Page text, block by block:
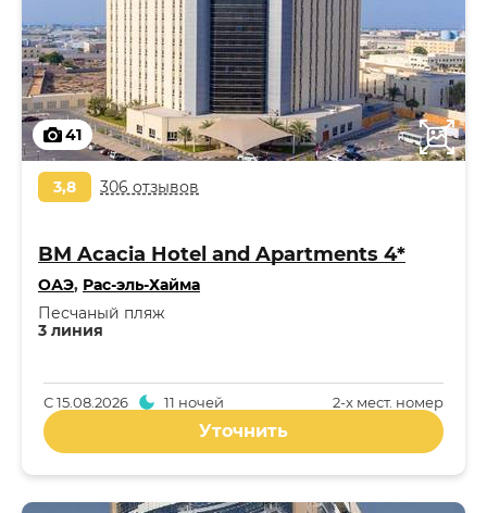
41
3,8 306 отзывов
BM Acacia Hotel and Apartments 4*
ОАЭ, Рас-эль-Хайма
3 линия
Песчаный пляж
2-x мест. номер
С15.08.2026 11 ночей
Уточнить